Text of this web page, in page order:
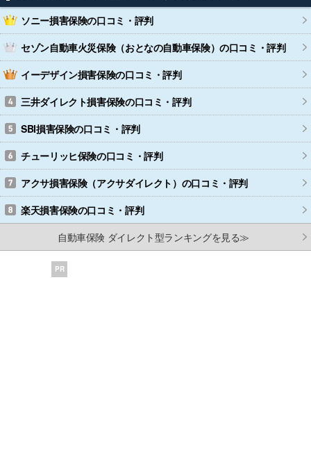
ソニー損害保険の口コミ・評判
セゾン自動車火災保険（おとなの自動車保険）の口コミ・評判
イーデザイン損害保険の口コミ・評判
三井ダイレクト損害保険の口コミ・評判
SBI損害保険の口コミ・評判
チューリッヒ保険の口コミ・評判
アクサ損害保険（アクサダイレクト） の口コミ・評判
楽天損害保険の口コミ・評判
自動車保険 ダイレクト型ランキングを見る≫
PR